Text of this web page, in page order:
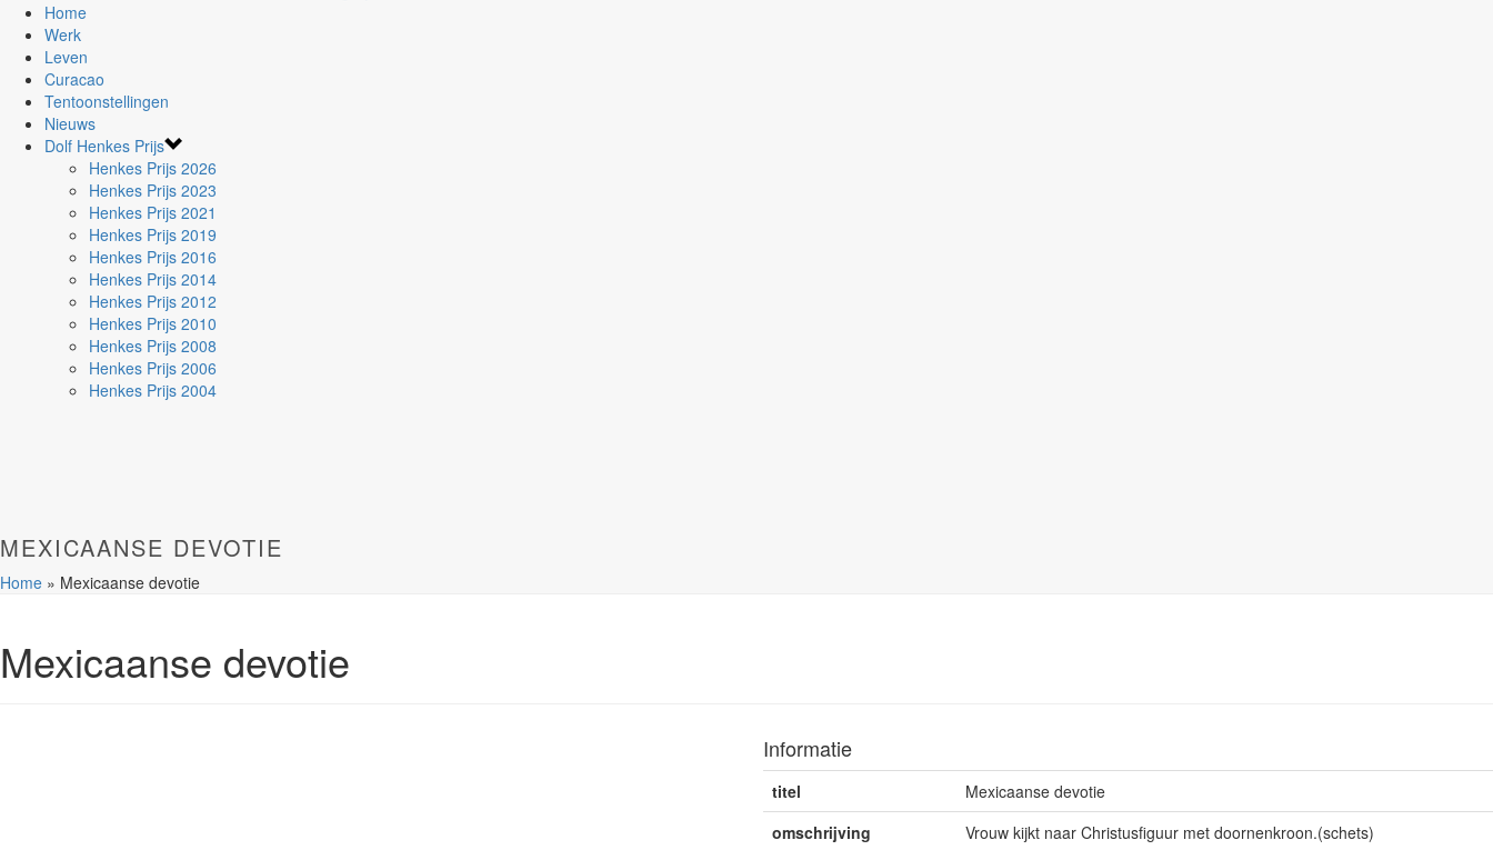
Home
Werk
Leven
Curacao
Tentoonstellingen
Nieuws
Dolf Henkes Prijs
Henkes Prijs 2026
Henkes Prijs 2023
Henkes Prijs 2021
Henkes Prijs 2019
Henkes Prijs 2016
Henkes Prijs 2014
Henkes Prijs 2012
Henkes Prijs 2010
Henkes Prijs 2008
Henkes Prijs 2006
Henkes Prijs 2004
MEXICAANSE DEVOTIE
Home » Mexicaanse devotie
Mexicaanse devotie
Informatie
titel
Mexicaanse devotie
omschrijving
Vrouw kijkt naar Christusfiguur met doornenkroon.(schets)